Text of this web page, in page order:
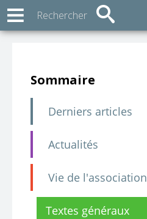
Sommaire
Derniers articles
Actualités
Vie de l'association
Textes généraux